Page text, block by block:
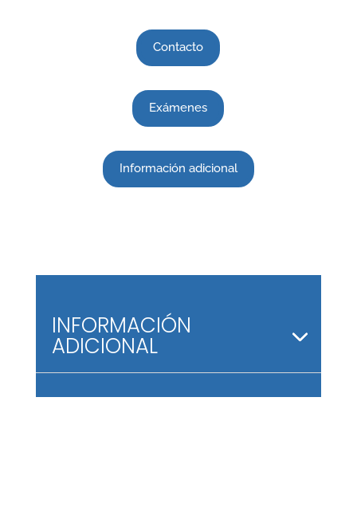
Contacto
Exámenes
Información adicional
INFORMACIÓN
ADICIONAL